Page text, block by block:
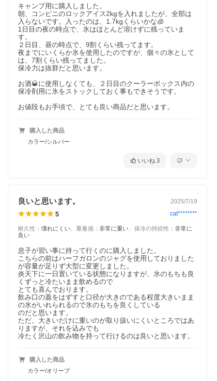
キャンプ用に購入しました。
朝、コンビニのロックアイス2kgを入れましたが、全部は
入らないです。入ったのは、1.7kgくらいかな🧊
1日目の夜の時点で、氷はほとんど溶けずに残っていま
す。
２日目、昼の時点で、9割くらい残ってます。
夜までにいくらか氷を使用したのですが、個々の氷として
は、7割くらい残ってました。
保冷力は抜群だと思います。
お酒🥃に使用しなくても、２日目のクーラーボックス内の
保冷剤用に氷をストックしておく事もできそうです。
お値段もお手頃で、とても良い商品だと思います。
購入した商品
カラー/シルバー
いいね 3
良いと思います。 2025/7/19
5 cat********
耐久性 ： 壊れにくい、 重量感 ： 非常に重い、 保冷の持続性 ： 非常に
良い
息子が習い事に持って行くのに購入しました。
こちらの前はハーフガロンのジャグを使用しておりました
が容量が足りず大型に変更しました。
炎天下に一日置いている状態になりますが、氷のもちも良
くずっと冷たいまま飲めるので
とても喜んでおります。
飲み口の蓋をはずすと口径が大きのである程度大きいまま
の氷がいれられるので氷のもちを良くしている
のだと思います。
ただ、大きいだけに重いのが取り扱いにくいところではあ
りますが、それを込みでも
冷たく沢山の飲み物を持って行けるのは良いと思います。
購入した商品
カラー/オリーブ